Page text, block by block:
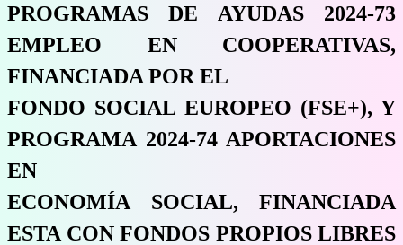
PROGRAMAS DE AYUDAS 2024-73
EMPLEO EN COOPERATIVAS,
FINANCIADA POR EL
FONDO SOCIAL EUROPEO (FSE+), Y
PROGRAMA 2024-74 APORTACIONES
EN
ECONOMÍA SOCIAL, FINANCIADA
ESTA CON FONDOS PROPIOS LIBRES